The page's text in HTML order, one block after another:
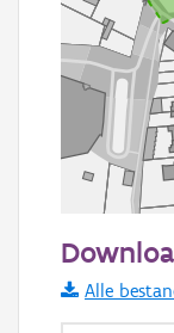
i
Alle